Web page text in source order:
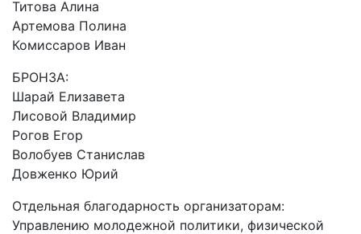
Титова Алина
Артемова Полина
Комиссаров Иван
БРОНЗА:
Шарай Елизавета
Лисовой Владимир
Рогов Егор
Волобуев Станислав
Довженко Юрий
Отдельная благодарность организаторам:
Управлению молодежной политики, физической